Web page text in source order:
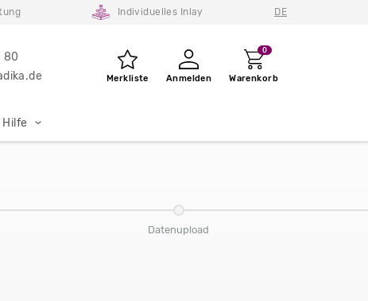
Individuelles Inlay DE
80
Merkliste Anmelden
0
Warenkorb
Hilfe
Datenupload